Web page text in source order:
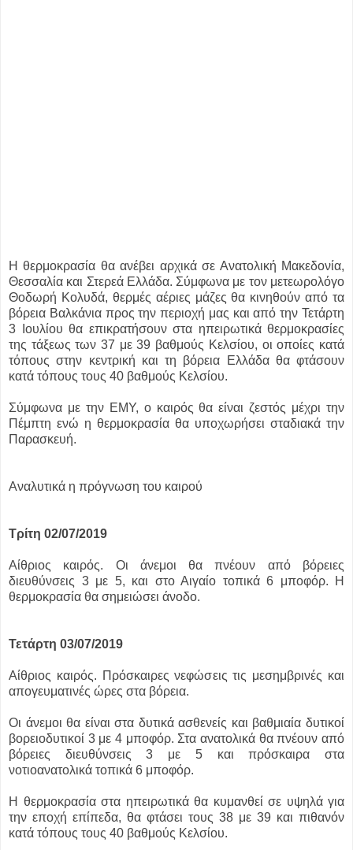
Η θερμοκρασία θα ανέβει αρχικά σε Ανατολική Μακεδονία,
Θεσσαλία και Στερεά Ελλάδα. Σύμφωνα με τον μετεωρολόγο
Θοδωρή Κολυδά, θερμές αέριες μάζες θα κινηθούν από τα
βόρεια Βαλκάνια προς την περιοχή μας και από την Τετάρτη
3 Ιουλίου θα επικρατήσουν στα ηπειρωτικά θερμοκρασίες
της τάξεως των 37 με 39 βαθμούς Κελσίου, οι οποίες κατά
τόπους στην κεντρική και τη βόρεια Ελλάδα θα φτάσουν
κατά τόπους τους 40 βαθμούς Κελσίου.
Σύμφωνα με την ΕΜΥ, ο καιρός θα είναι ζεστός μέχρι την
Πέμπτη ενώ η θερμοκρασία θα υποχωρήσει σταδιακά την
Παρασκευή.
Αναλυτικά η πρόγνωση του καιρού
Τρίτη 02/07/2019
Αίθριος καιρός. Οι άνεμοι θα πνέουν από βόρειες
διευθύνσεις 3 με 5, και στο Αιγαίο τοπικά 6 μποφόρ. Η
θερμοκρασία θα σημειώσει άνοδο.
Τετάρτη 03/07/2019
Αίθριος καιρός. Πρόσκαιρες νεφώσεις τις μεσημβρινές και
απογευματινές ώρες στα βόρεια.
Οι άνεμοι θα είναι στα δυτικά ασθενείς και βαθμιαία δυτικοί
βορειοδυτικοί 3 με 4 μποφόρ. Στα ανατολικά θα πνέουν από
βόρειες διευθύνσεις 3 με 5 και πρόσκαιρα στα
νοτιοανατολικά τοπικά 6 μποφόρ.
Η θερμοκρασία στα ηπειρωτικά θα κυμανθεί σε υψηλά για
την εποχή επίπεδα, θα φτάσει τους 38 με 39 και πιθανόν
κατά τόπους τους 40 βαθμούς Κελσίου.